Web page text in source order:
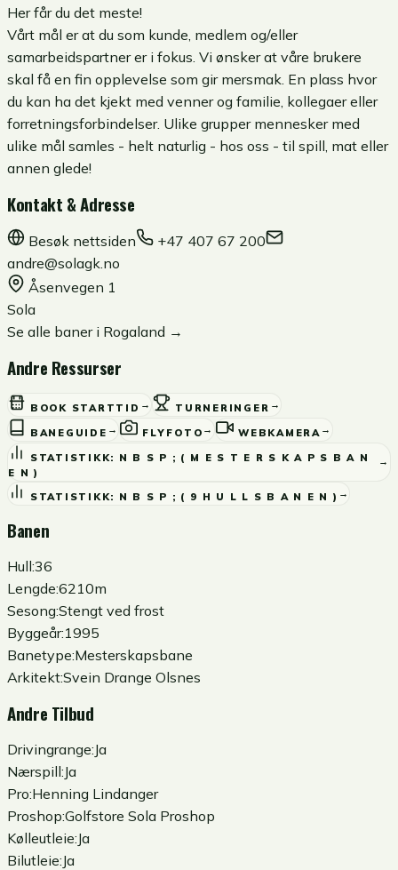
Her får du det meste!
Vårt mål er at du som kunde, medlem og/eller
samarbeidspartner er i fokus. Vi ønsker at våre brukere
skal få en fin opplevelse som gir mersmak. En plass hvor
du kan ha det kjekt med venner og familie, kollegaer eller
forretningsforbindelser. Ulike grupper mennesker med
ulike mål samles - helt naturlig - hos oss - til spill, mat eller
annen glede!
Kontakt & Adresse
Besøk nettsiden
+47 407 67 200
andre@solagk.no
Åsenvegen 1
Sola
Se alle baner i Rogaland →
Andre Ressurser
BOOK STARTTID → TURNERINGER →
BANEGUIDE → FLYFOTO → WEBKAMERA →
STATISTIKK: N B S P ; ( M E S T E R S K A P S B A N
E N )
→
STATISTIKK: N B S P ; ( 9 H U L L S B A N E N ) →
Banen
Hull:36
Lengde:6210m
Sesong:Stengt ved frost
Byggeår:1995
Banetype:Mesterskapsbane
Arkitekt:Svein Drange Olsnes
Andre Tilbud
Drivingrange:Ja
Nærspill:Ja
Pro:Henning Lindanger
Proshop:Golfstore Sola Proshop
Kølleutleie:Ja
Bilutleie:Ja